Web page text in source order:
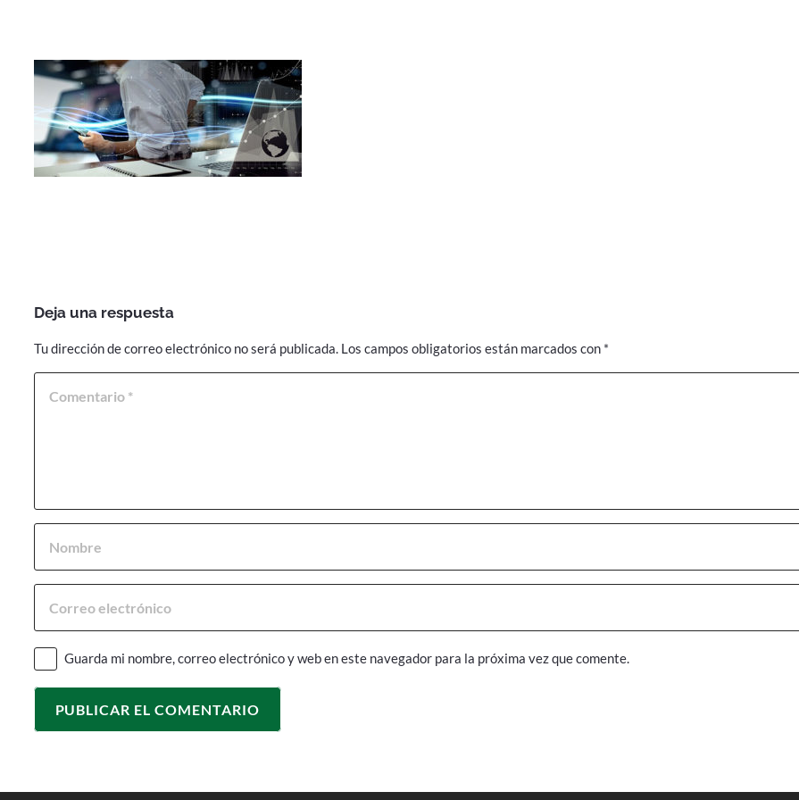
Deja una respuesta
Tu dirección de correo electrónico no será publicada. Los campos obligatorios están marcados con *
Guarda mi nombre, correo electrónico y web en este navegador para la próxima vez que comente.
PUBLICAR EL COMENTARIO